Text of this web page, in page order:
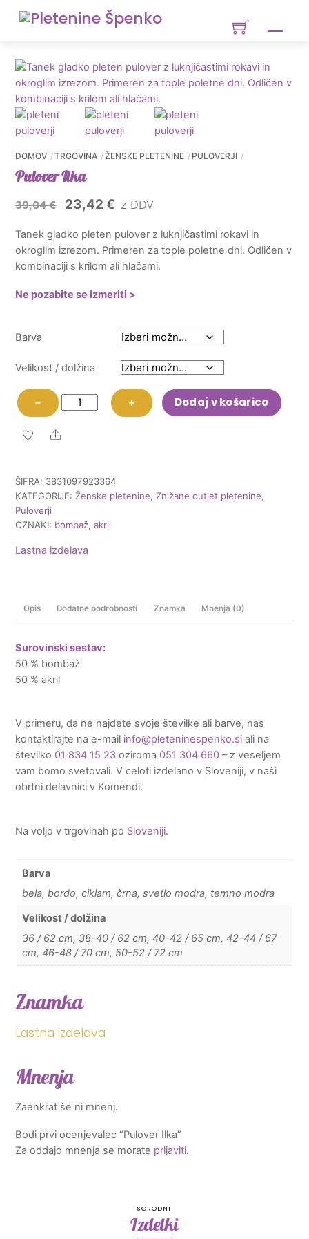
DOMOV TRGOVINA ŽENSKE PLETENINE PULOVERJI
Pulover Ilka
39,04€
Izvirna
je
bila:
39,04 €.
23,42 €Trenutna
je:
23,42 €.
z DDV
Tanek gladko pleten pulover z luknjičastimi rokavi in
okroglim izrezom. Primeren za tople poletne dni. Odličen v
kombinaciji s krilom ali hlačami.
Ne pozabite se izmeriti >
Barva
Velikost / dolžina
−
Pulover
Ilka
+ Dodaj v košarico
Share
ŠIFRA: 3831097923364
KATEGORIJE:Ženske pletenine,Znižane outlet pletenine,
Puloverji
OZNAKI: bombaž,akril
Lastna izdelava
Opis Dodatne podrobnosti Znamka Mnenja (0)
Surovinski sestav:
50 % bombaž
50 % akril
V primeru, da ne najdete svoje številke ali barve, nas
kontaktirajte na e-mail info@pleteninespenko.si ali na
številko 01 834 15 23 oziroma 051 304 660 – z veseljem
vam bomo svetovali. V celoti izdelano v Sloveniji, v naši
obrtni delavnici v Komendi.
Na voljo v trgovinah po Sloveniji.
Barva
bela, bordo, ciklam, črna, svetlo modra, temno modra
Velikost / dolžina
36 / 62 cm, 38-40 / 62 cm, 40-42 / 65 cm, 42-44 / 67
cm, 46-48 / 70 cm, 50-52 / 72 cm
Znamka
Lastna izdelava
Mnenja
Zaenkrat še ni mnenj.
Bodi prvi ocenjevalec “Pulover Ilka”
Za oddajo mnenja se morate prijaviti.
SORODNI
Izdelki